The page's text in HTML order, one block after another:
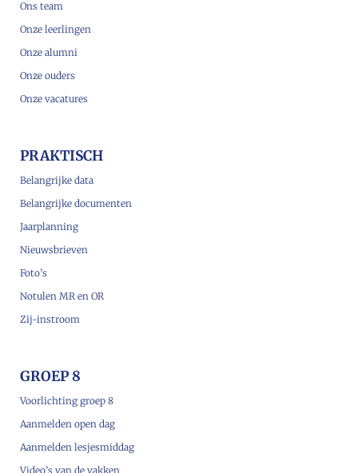
Ons team
Onze leerlingen
Onze alumni
Onze ouders
Onze vacatures
PRAKTISCH
Belangrijke data
Belangrijke documenten
Jaarplanning
Nieuwsbrieven
Foto’s
Notulen MR en OR
Zij-instroom
GROEP 8
Voorlichting groep 8
Aanmelden open dag
Aanmelden lesjesmiddag
Video’s van de vakken